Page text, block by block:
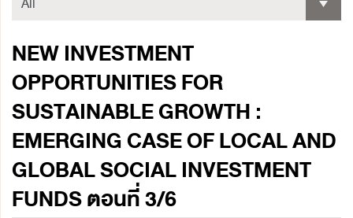
NEW INVESTMENT
OPPORTUNITIES FOR
SUSTAINABLE GROWTH :
EMERGING CASE OF LOCAL AND
GLOBAL SOCIAL INVESTMENT
FUNDS ตอนที่ 3/6